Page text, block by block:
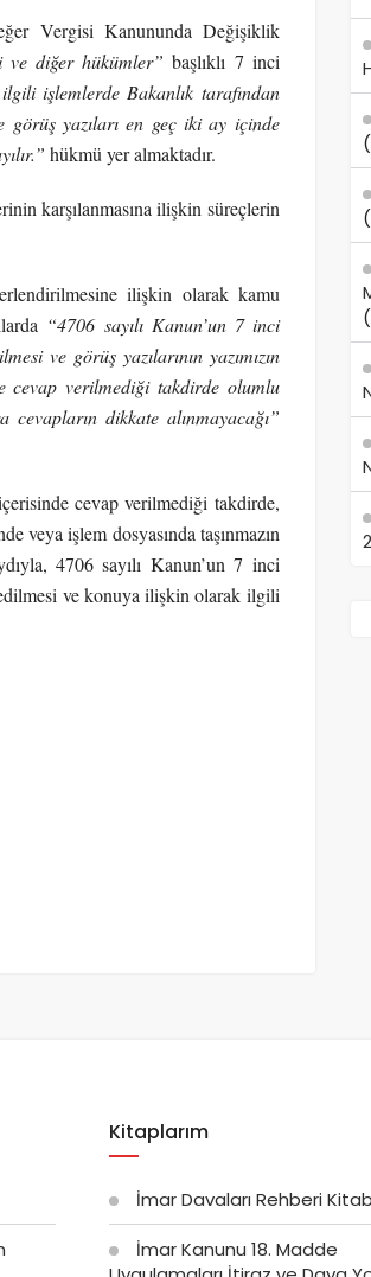
Vergisi Kanununda Değişiklik
ve diğer hükümler” başlıklı 7 inci
işlemlerde Bakanlık tarafından
yazıları en geç iki ay içinde
hükmü yer almaktadır.
karşılanmasına ilişkin süreçlerin
ilişkin olarak kamu
“4706 sayılı Kanun’un 7 inci
ve görüş yazılarının yazımızın
cevap verilmediği takdirde olumlu
dikkate alınmayacağı”
cevap verilmediği takdirde,
veya işlem dosyasında taşınmazın
4706 sayılı Kanun’un 7 inci
ve konuya ilişkin olarak ilgili
Kitaplarım
İmar Davaları Rehberi
İmar Kanunu 18. Madde